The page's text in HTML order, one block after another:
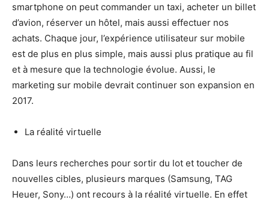
smartphone on peut commander un taxi, acheter un billet
d’avion, réserver un hôtel, mais aussi effectuer nos
achats. Chaque jour, l’expérience utilisateur sur mobile
est de plus en plus simple, mais aussi plus pratique au fil
et à mesure que la technologie évolue. Aussi, le
marketing sur mobile devrait continuer son expansion en
2017.
La réalité virtuelle
Dans leurs recherches pour sortir du lot et toucher de
nouvelles cibles, plusieurs marques (Samsung, TAG
Heuer, Sony…) ont recours à la réalité virtuelle. En effet